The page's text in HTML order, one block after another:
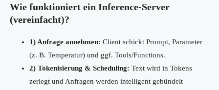
Wie funktioniert ein Inference-Server
(vereinfacht)?
1) Anfrage annehmen: Client schickt Prompt, Parameter
(z. B. Temperatur) und ggf. Tools/Functions.
2) Tokenisierung & Scheduling: Text wird in Tokens
zerlegt und Anfragen werden intelligent gebündelt